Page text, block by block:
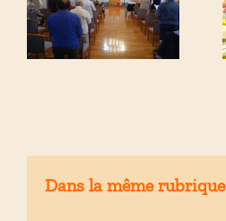
Dans la même rubrique